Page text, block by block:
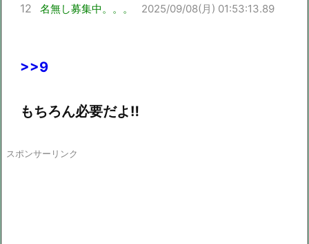
12 名無し募集中。。。 2025/09/08(月) 01:53:13.89
>>9
もちろん必要だよ‼
スポンサーリンク